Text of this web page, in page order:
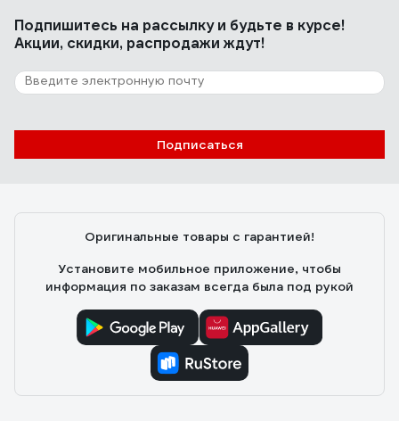
Подпишитесь на рассылкуи будьте в курсе!
Акции, скидки, распродажи ждут!
Подписаться
Оригинальные товары с гарантией!
Установите мобильное приложение, чтобы
информация по заказам всегда была под рукой